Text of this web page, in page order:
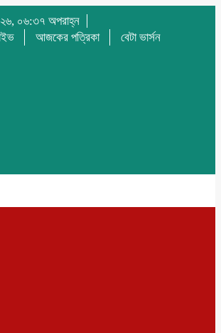
০৬:৩৭ অপরাহ্ন
আজকের পত্রিকা বেটা ভার্সন